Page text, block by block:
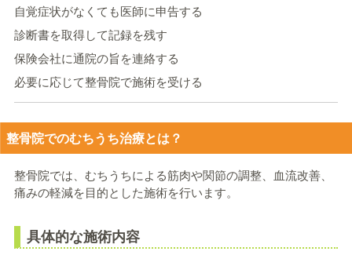
自覚症状がなくても医師に申告する
診断書を取得して記録を残す
保険会社に通院の旨を連絡する
必要に応じて整骨院で施術を受ける
整骨院でのむちうち治療とは？
整骨院では、むちうちによる筋肉や関節の調整、血流改善、
痛みの軽減を目的とした施術を行います。
具体的な施術内容